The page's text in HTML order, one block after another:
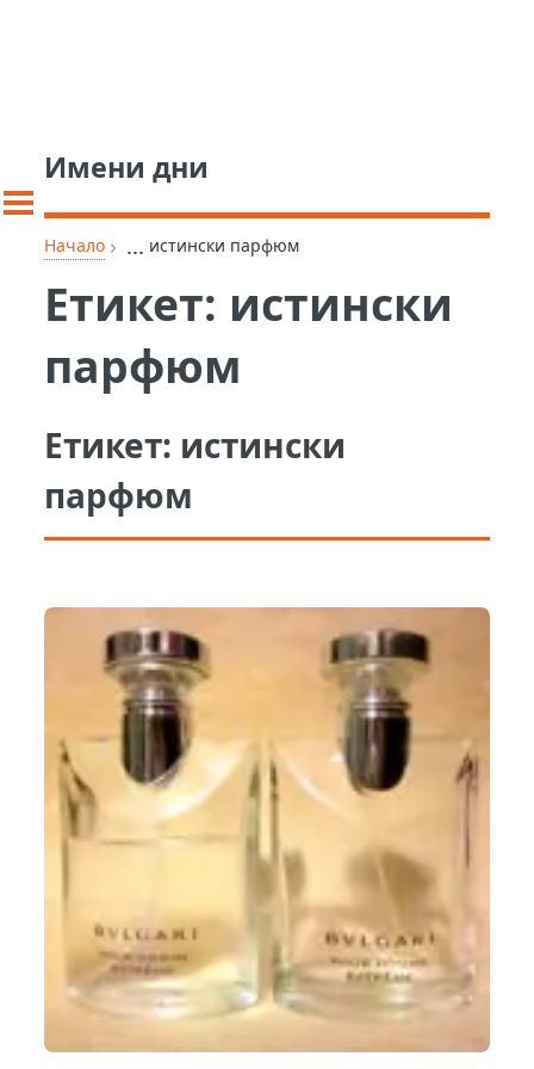
Имени дни
Начало › ... истински парфюм
Етикет: истински
парфюм
Етикет: истински
парфюм